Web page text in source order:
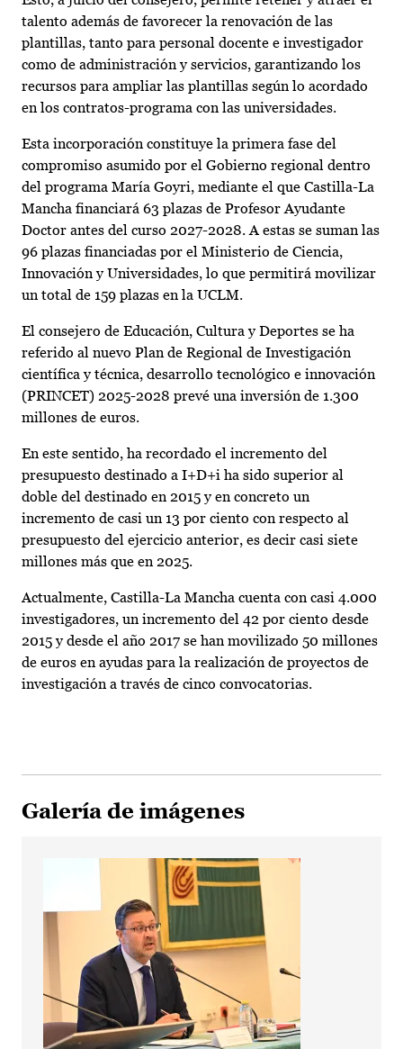
talento además de favorecer la renovación de las
plantillas, tanto para personal docente e investigador
como de administración y servicios, garantizando los
recursos para ampliar las plantillas según lo acordado
en los contratos-programa con las universidades.
Esta incorporación constituye la primera fase del
compromiso asumido por el Gobierno regional dentro
del programa María Goyri, mediante el que Castilla-La
Mancha financiará 63 plazas de Profesor Ayudante
Doctor antes del curso 2027-2028. A estas se suman las
96 plazas financiadas por el Ministerio de Ciencia,
Innovación y Universidades, lo que permitirá movilizar
un total de 159 plazas en la UCLM.
El consejero de Educación, Cultura y Deportes se ha
referido al nuevo Plan de Regional de Investigación
científica y técnica, desarrollo tecnológico e innovación
(PRINCET) 2025-2028 prevé una inversión de 1.300
millones de euros.
En este sentido, ha recordado el incremento del
presupuesto destinado a I+D+i ha sido superior al
doble del destinado en 2015 y en concreto un
incremento de casi un 13 por ciento con respecto al
presupuesto del ejercicio anterior, es decir casi siete
millones más que en 2025.
Actualmente, Castilla-La Mancha cuenta con casi 4.000
investigadores, un incremento del 42 por ciento desde
2015 y desde el año 2017 se han movilizado 50 millones
de euros en ayudas para la realización de proyectos de
investigación a través de cinco convocatorias.
Galería de imágenes